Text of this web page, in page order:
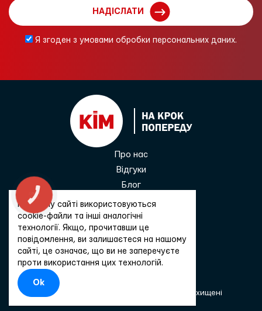
НАДІСЛАТИ
Я згоден з умовами обробки персональних даних.
Про нас
Відгуки
Блог
Контакти
0 800 33 68 45
Зв'язатися
2026 © KIM Medical Tourism. Всі права захищені
На цьому сайті використовуються
cookie-файли та інші аналогічні
технології. Якщо, прочитавши це
повідомлення, ви залишаєтеся на нашому
сайті, це означає, що ви не заперечуєте
проти використання цих технологій.
Ok
КНОПКА
ЗВ'ЯЗКУ